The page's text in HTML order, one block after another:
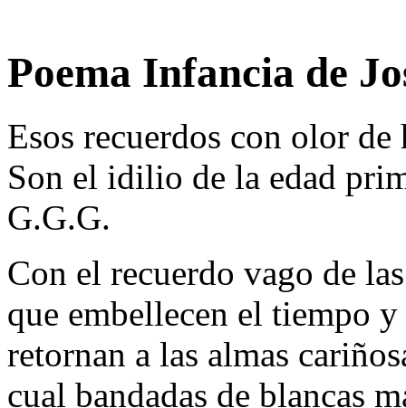
Poema Infancia de
Esos recuerdos con olor de
Son el idilio de la edad
G.G.G.
Con el recuerdo vago de
que embellecen el tiempo
retornan a las almas
cual bandadas de blancas